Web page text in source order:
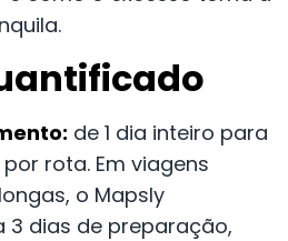
de 1 dia inteiro para
rota. Em viagens
o Mapsly
3 dias de preparação,